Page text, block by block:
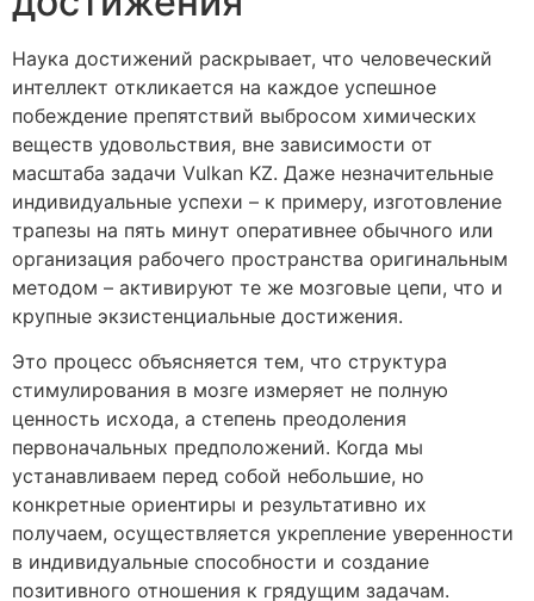
Наука достижений раскрывает, что человеческий
интеллект откликается на каждое успешное
побеждение препятствий выбросом химических
веществ удовольствия, вне зависимости от
масштаба задачи Vulkan KZ. Даже незначительные
индивидуальные успехи – к примеру, изготовление
трапезы на пять минут оперативнее обычного или
организация рабочего пространства оригинальным
методом – активируют те же мозговые цепи, что и
крупные экзистенциальные достижения.
Это процесс объясняется тем, что структура
стимулирования в мозге измеряет не полную
ценность исхода, а степень преодоления
первоначальных предположений. Когда мы
устанавливаем перед собой небольшие, но
конкретные ориентиры и результативно их
получаем, осуществляется укрепление уверенности
в индивидуальные способности и создание
позитивного отношения к грядущим задачам.